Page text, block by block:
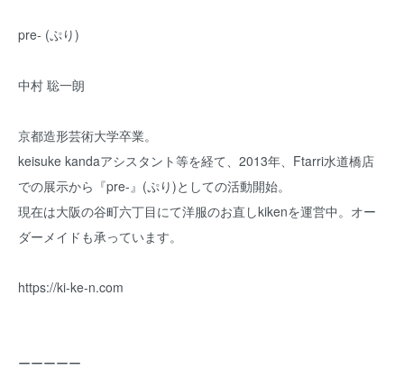
pre- (ぷり)
中村 聡一朗
京都造形芸術大学卒業。
keisuke kandaアシスタント等を経て、2013年、Ftarri水道橋店
での展示から『pre-』(ぷり)としての活動開始。
現在は大阪の谷町六丁目にて洋服のお直しkikenを運営中。オー
ダーメイドも承っています。
https://ki-ke-n.com
ーーーーー